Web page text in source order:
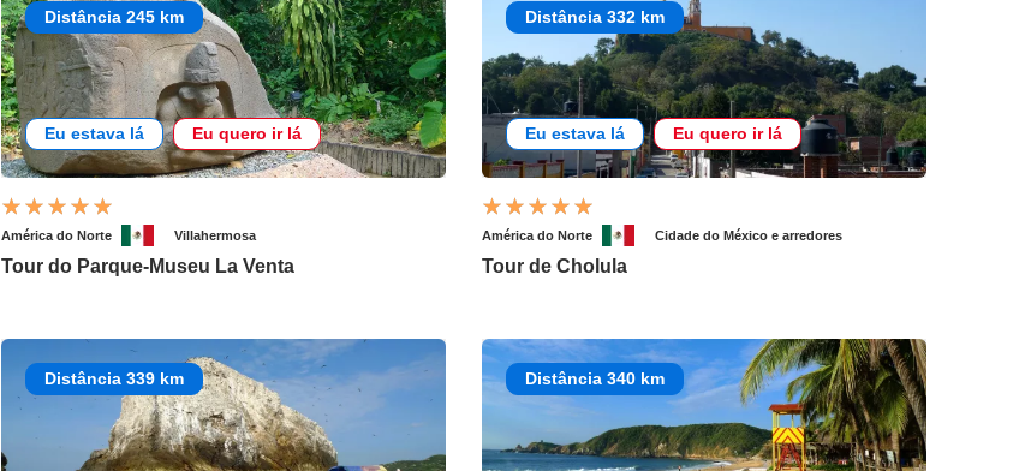
Distância 245 km
Eu estava lá Eu quero ir lá
América do Norte Villahermosa
Tour do Parque-Museu La Venta
Distância 332 km
Eu estava lá Eu quero ir lá
América do Norte Cidade do México e arredores
Tour de Cholula
Distância 339 km Distância 340 km